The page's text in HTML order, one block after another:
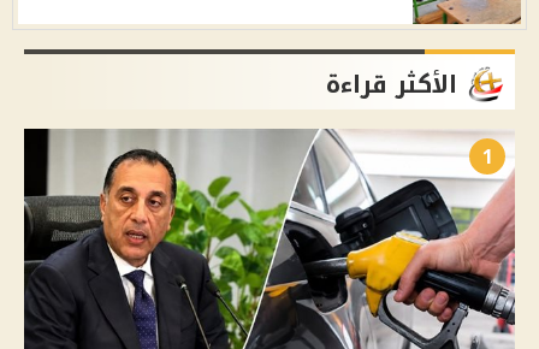
الأكثر قراءة
1